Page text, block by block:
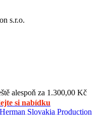
s.r.o.
alespoň za 1.300,00 Kč
si nabídku